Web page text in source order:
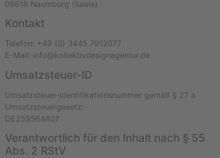
06618 Naumburg (Saale)
Kontakt
Telefon: +49 (0) 3445 7912077
E-Mail: info@kollektivdesignagentur.de
Umsatzsteuer-ID
Umsatzsteuer-Identifikationsnummer gemäß § 27 a
Umsatzsteuergesetz:
DE259564807
Verantwortlich für den Inhalt nach § 55
Abs. 2 RStV